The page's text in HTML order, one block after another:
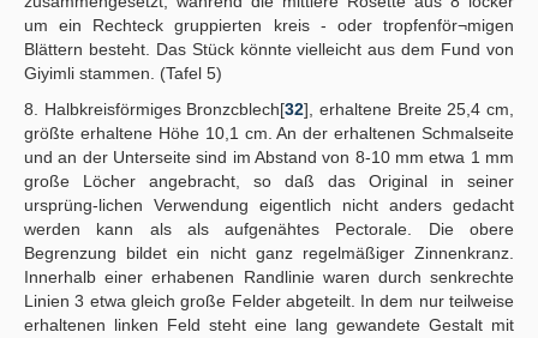
um ein Rechteck gruppierten kreis - oder tropfenför¬migen
Blättern besteht. Das Stück könnte vielleicht aus dem Fund von
Giyimli stammen. (Tafel 5)
8. Halbkreisförmiges Bronzcblech[32], erhaltene Breite 25,4 cm,
größte erhaltene Höhe 10,1 cm. An der erhaltenen Schmalseite
und an der Unterseite sind im Abstand von 8-10 mm etwa 1 mm
große Löcher angebracht, so daß das Original in seiner
ursprüng-lichen Verwendung eigentlich nicht anders gedacht
werden kann als als aufgenähtes Pectorale. Die obere
Begrenzung bildet ein nicht ganz regelmäßiger Zinnenkranz.
Innerhalb einer erhabenen Randlinie waren durch senkrechte
Linien 3 etwa gleich große Felder abgeteilt. In dem nur teilweise
erhaltenen linken Feld steht eine lang gewandete Gestalt mit